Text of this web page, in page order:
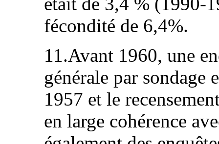
fécondité de 6,4%.
11.Avant 1960, une
générale par
1957 et le
en large cohérence